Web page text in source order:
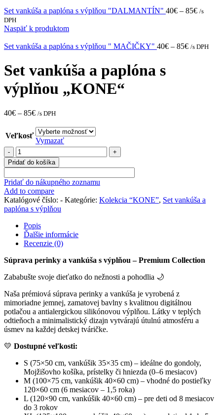
Set vankúša a paplóna s výplňou "DALMANTÍN" 40€ – 85€ /s
DPH
Naspäť k produktom
Set vankúša a paplóna s výplňou " MAČIČKY" 40€ – 85€ /s DPH
Set vankúša a paplóna s
výplňou „KONE“
40€ – 85€ /s DPH
Veľkosť
Vymazať
množstvo
Set
vankúša
a
paplóna
s
výplňou
"KONE"
Pridať do košíka
Pridať do nákupného zoznamu
Add to compare
Katalógové číslo: - Kategórie: Kolekcia “KONE”, Set vankúša a
paplóna s výplňou
Popis
Ďalšie informácie
Recenzie (0)
Súprava perinky a vankúša s výplňou – Premium Collection
Zababušte svoje dieťatko do nežnosti a pohodlia 🌙
Naša prémiová súprava perinky a vankúša je vyrobená z
mimoriadne jemnej, zamatovej bavlny s kvalitnou digitálnou
potlačou a antialergickou silikónovou výplňou. Látky v teplých
odtieňoch a minimalistický dizajn vytvárajú útulnú atmosféru a
úsmev na každej detskej tváričke.
💛 Dostupné veľkosti:
S (75×50 cm, vankúšik 35×35 cm) – ideálne do gondoly,
Mojžišovho košíka, prístelky či hniezda (0–6 mesiacov)
M (100×75 cm, vankúšik 40×60 cm) – vhodné do postieľky
120×60 cm (6 mesiacov – 1,5 roka)
L (120×90 cm, vankúšik 40×60 cm) – pre deti od 8 mesiacov
do 3 rokov